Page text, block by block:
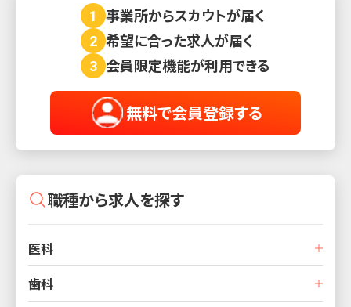
1 事業所からスカウトが届く
2 希望に合った求人が届く
3 会員限定機能が利用できる
無料で会員登録する
職種から求人を探す
医科
歯科